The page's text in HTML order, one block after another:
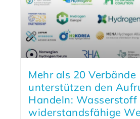
Mehr als 20 Verbände
unterstützen den
Handeln: Wasserstoff
widerstandsfähige